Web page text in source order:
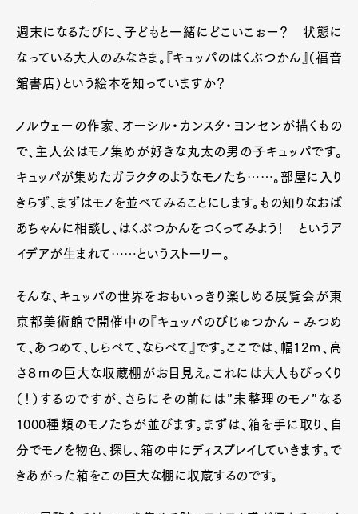
週末になるたびに、子どもと一緒にどこいこぉー？ 状態に
なっている大人のみなさま。『キュッパのはくぶつかん』（福音
館書店）という絵本を知っていますか？
ノルウェーの作家、オーシル・カンスタ・ヨンセンが描くもの
で、主人公はモノ集めが好きな丸太の男の子キュッパです。
キュッパが集めたガラクタのようなモノたち……。部屋に入り
きらず、まずはモノを並べてみることにします。もの知りなおば
あちゃんに相談し、はくぶつかんをつくってみよう！ というア
イデアが生まれて……というストーリー。
そんな、キュッパの世界をおもいっきり楽しめる展覧会が東
京都美術館で開催中の『キュッパのびじゅつかん‐みつめ
て、あつめて、しらべて、ならべて』です。ここでは、幅12ｍ、高
さ８ｍの巨大な収蔵棚がお目見え。これには大人もびっくり
（！）するのですが、さらにその前には”未整理のモノ”なる
1000種類のモノたちが並びます。まずは、箱を手に取り、自
分でモノを物色、探し、箱の中にディスプレイしていきます。で
きあがった箱をこの巨大な棚に収蔵するのです。